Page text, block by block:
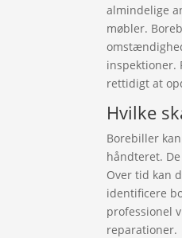
almindelige
møbler.
inspektioner.
rettidigt at
Hvilke
Borebiller
håndteret.
Over tid kan
identificere
professionel
reparationer.